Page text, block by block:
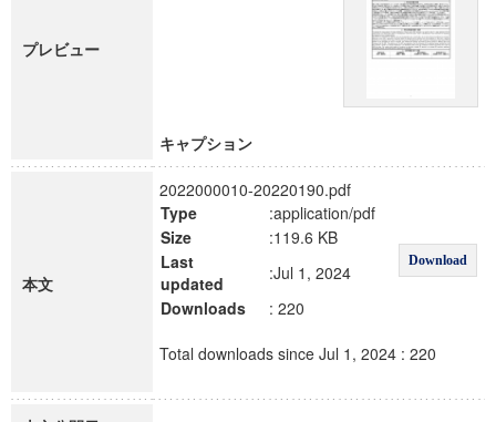
プレビュー
キャプション
本文
2022000010-20220190.pdf
Type
:application/pdf
Download
Size
:119.6 KB
Last
updated
:Jul 1, 2024
Downloads
: 220
Total downloads since Jul 1, 2024 : 220